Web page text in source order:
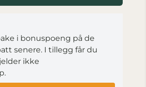
72 °C Lagringstemperatur: -25 °C til 85 °C 2 års garanti Kompatibilitet
i bonuspoeng på de
senere. I tillegg får du
ikke